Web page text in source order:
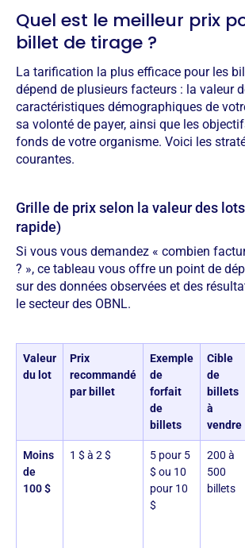
Quel est le meilleur prix
billet de tirage ?
La tarification la plus efficace pour les
dépend de plusieurs facteurs : la valeur
caractéristiques démographiques de
sa volonté de payer, ainsi que les
fonds de votre organisme. Voici les
courantes.
Grille de prix selon la valeur des
rapide)
Si vous vous demandez « combien
? », ce tableau vous offre un point de
sur des données observées et des
le secteur des OBNL.
Valeur
du lot
Prix
recommandé
par billet
Exemple
de
forfait
de
billets
Cible
de
billets
à
vendre
Moins
de
100 $
1 $ à 2 $
5 pour 5
$ ou 10
pour 10
$
200 à
500
billets